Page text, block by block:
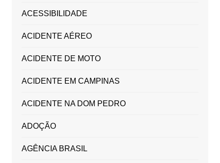
ACESSIBILIDADE
ACIDENTE AÉREO
ACIDENTE DE MOTO
ACIDENTE EM CAMPINAS
ACIDENTE NA DOM PEDRO
ADOÇÃO
AGÊNCIA BRASIL